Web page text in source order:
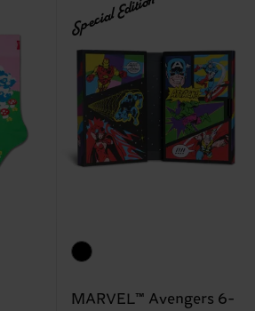
Special Edition
MARVEL™ Avengers 6-